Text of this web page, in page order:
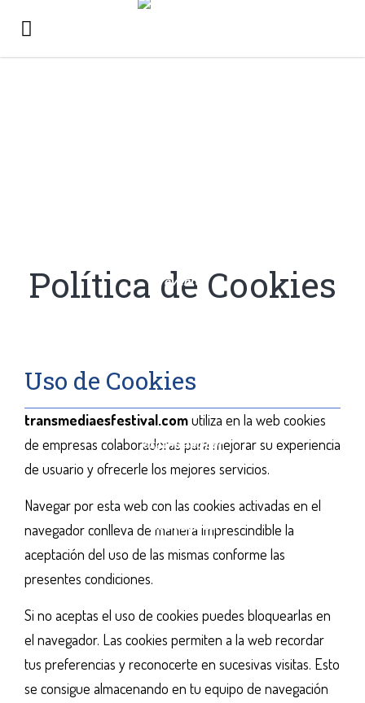
Navigation
Política de Cookies
Uso de Cookies
transmediaesfestival.comutiliza en la web cookies
de empresas colaboradoras para mejorar su experiencia
de usuario y ofrecerle los mejores servicios.
Navegar por esta web con las cookies activadas en el
navegador conlleva de manera imprescindible la
aceptación del uso de las mismas conforme las
presentes condiciones.
Si no aceptas el uso de cookies puedes bloquearlas en
el navegador. Las cookies permiten a la web recordar
tus preferencias y reconocerte en sucesivas visitas. Esto
se consigue almacenando en tu equipo de navegación